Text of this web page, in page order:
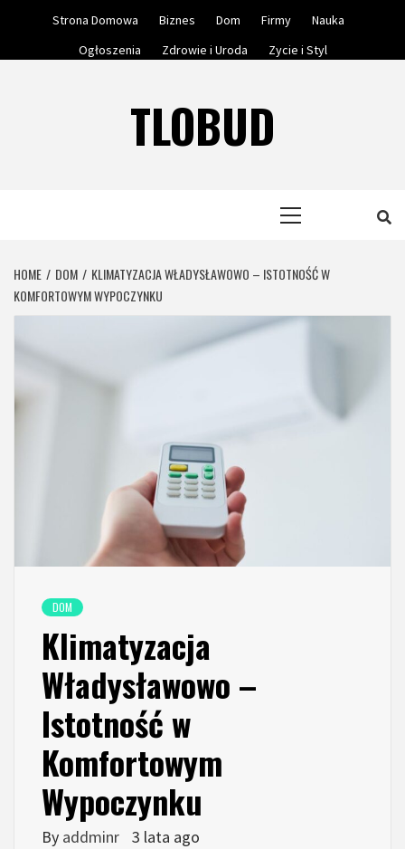
Strona Domowa Biznes Dom Firmy
Nauka
Ogłoszenia
Zdrowie i Uroda Zycie i Styl
TLOBUD
HOME DOM
KLIMATYZACJA WŁADYSŁAWOWO – ISTOTNOŚĆ W
KOMFORTOWYM WYPOCZYNKU
DOM
Klimatyzacja
Władysławowo –
Istotność w
Komfortowym
Wypoczynku
By addminr 3 lata ago